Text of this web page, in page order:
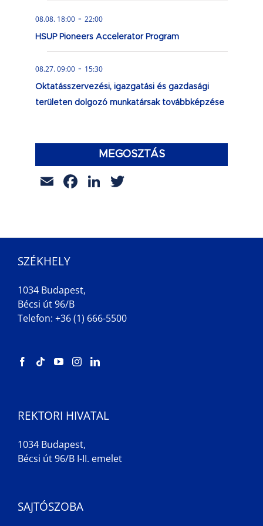
08.08. 18:00 - 22:00
HSUP Pioneers Accelerator Program
08.27. 09:00 - 15:30
Oktatásszervezési, igazgatási és gazdasági
területen dolgozó munkatársak továbbképzése
MEGOSZTÁS
EmailFacebook
LinkedIn
SZÉKHELY
1034 Budapest,
Bécsi út 96/B
Telefon: +36 (1) 666-5500
REKTORI HIVATAL
1034 Budapest,
Bécsi út 96/B I-II. emelet
SAJTÓSZOBA